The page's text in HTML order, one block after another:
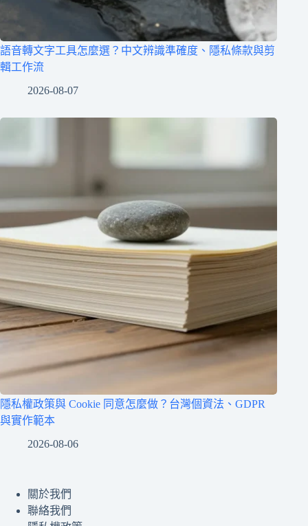
語音轉文字工具怎麼選？中文辨識準確度、隱私條款與剪
輯工作流
2026-08-07
隱私權政策與 Cookie 同意怎麼做？台灣個資法、GDPR
與實作範本
2026-08-06
關於我們
聯絡我們